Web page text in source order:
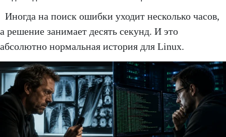
Иногда на поиск ошибки уходит несколько часов,
а решение занимает десять секунд. И это
абсолютно нормальная история для Linux.